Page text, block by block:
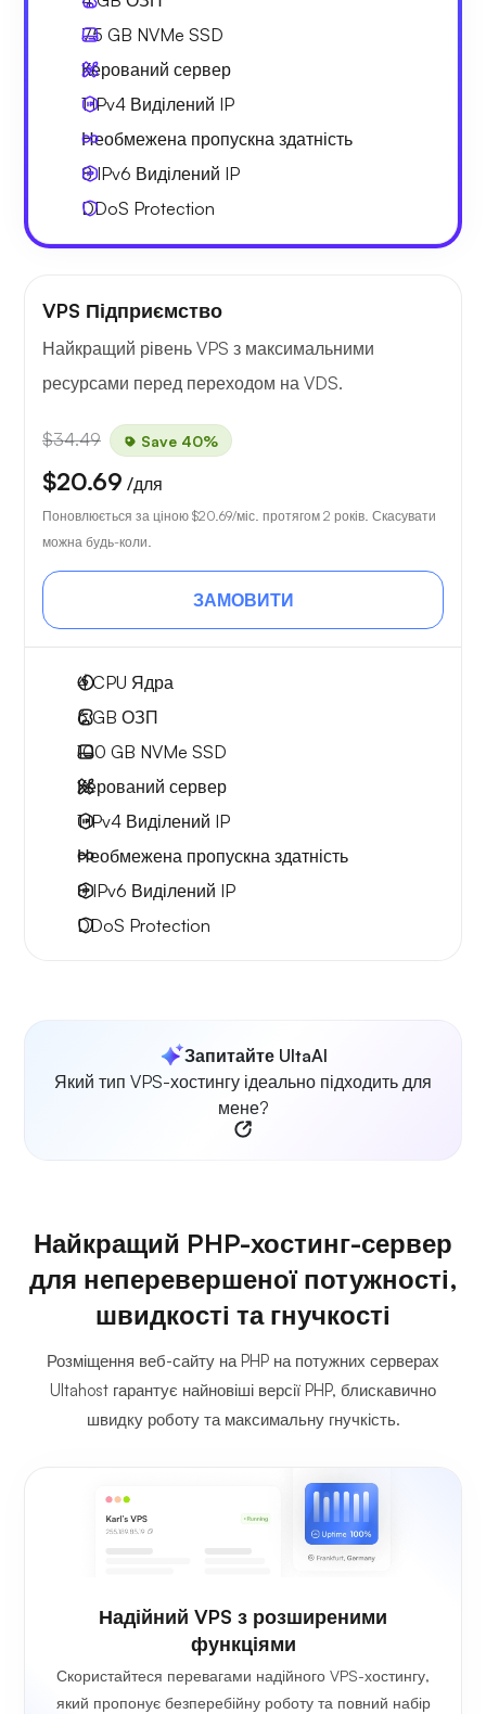
75 GB NVMe SSD
Керований сервер
1 IPv4 Виділений IP
Необмежена пропускна здатність
8 IPv6 Виділений IP
DDoS Protection
VPS Підприємство
Найкращий рівень VPS з максимальними
ресурсами перед переходом на VDS.
$34.49 Save 40%
$20.69 /для
Поновлюється за ціною $20.69/міс. протягом 2 років. Скасувати
можна будь-коли.
ЗАМОВИТИ
4CPU Ядра
6 GB ОЗП
100 GB NVMe SSD
Керований сервер
1 IPv4 Виділений IP
Необмежена пропускна здатність
8 IPv6 Виділений IP
DDoS Protection
Запитайте UltaAI
Який тип VPS-хостингу ідеально підходить для
мене?
Найкращий PHP-хостинг-сервер
для неперевершеної потужності,
швидкості та гнучкості
Розміщення веб-сайту на PHP на потужних серверах
Ultahost гарантує найновіші версії PHP, блискавично
швидку роботу та максимальну гнучкість.
Надійний VPS з розширеними
функціями
Скористайтеся перевагами надійного VPS-хостингу,
який пропонує безперебійну роботу та повний набір